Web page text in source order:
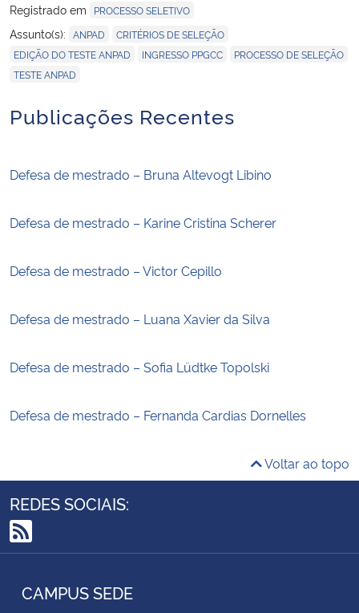
Registrado em
PROCESSO SELETIVO
Assunto(s): ANPAD CRITÉRIOS DE SELEÇÃO
EDIÇÃO DO TESTE ANPAD INGRESSO PPGCC PROCESSO DE SELEÇÃO
TESTE ANPAD
Publicações Recentes
Defesa de mestrado – Bruna Altevogt Libino
Defesa de mestrado – Karine Cristina Scherer
Defesa de mestrado – Victor Cepillo
Defesa de mestrado – Luana Xavier da Silva
Defesa de mestrado – Sofia Lüdtke Topolski
Defesa de mestrado – Fernanda Cardias Dornelles
Voltar ao topo
REDES SOCIAIS:
RSS
CAMPUS SEDE